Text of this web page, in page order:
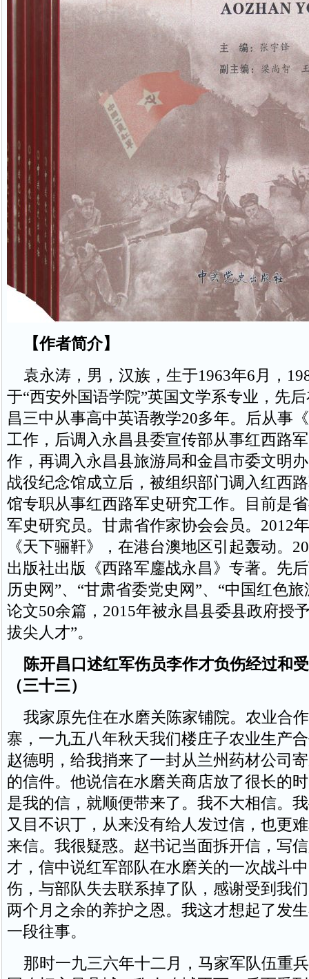
【作者简介】
袁永涛，男，汉族，生于1963年6月，
于“西安外国语学院”英国文学系专业，先
昌三中从事高中英语教学20多年。后从事
工作，后调入永昌县委宣传部从事红西路
作，再调入永昌县旅游局和金昌市委文明
战役纪念馆成立后，被组织部门调入红西
馆专职从事红西路军史研究工作。目前是
军史研究员。甘肃省作家协会会员。2012
《天下骊靬》，在港台澳地区引起轰动。
出版社出版《西路军鏖战永昌》专著。先
历史网”、“甘肃省委党史网”、“中国红色
论文50余篇，2015年被永昌县委县政府授
拔尖人才”。
陈开昌口述红军伤员李作才负伤经过和
（三十三）
我家原先住在水磨关陈家铺院。农业合
寨，一九五八年秋天我们楼庄子农业生产
赵德明，给我捎来了一封从兰州药材公司
的信件。他说信在水磨关商店放了很长的
是我的信，就顺便带来了。我不大相信。
又目不识丁，从来没有给人发过信，也更
来信。我很疑惑。赵书记当面拆开信，写
才，信中说红军部队在水磨关的一次战斗
伤，与部队失去联系掉了队，感谢受到我
两个月之余的养护之恩。我这才想起了发
一段往事。
那时一九三六年十二月，马家军队伍重